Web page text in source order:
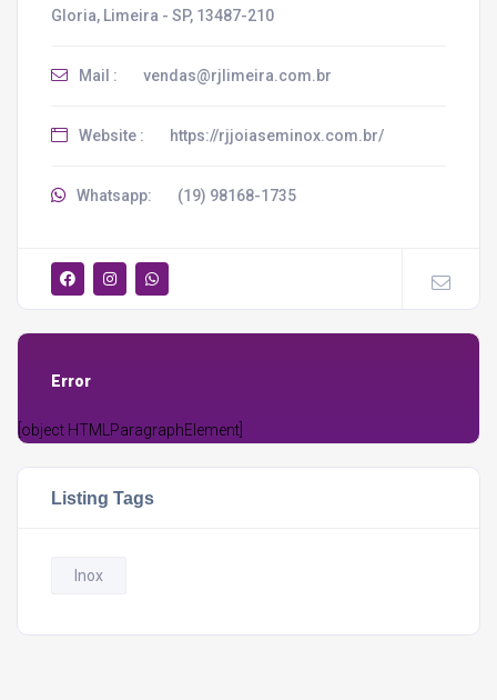
Gloria, Limeira - SP, 13487-210
Mail : vendas@rjlimeira.com.br
Website : https://rjjoiaseminox.com.br/
Whatsapp: (19) 98168-1735
Error
[object HTMLParagraphElement]
Listing Tags
Inox